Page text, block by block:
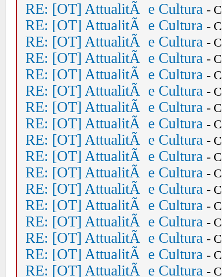
RE: [OT] AttualitÃ e Cultura -
RE: [OT] AttualitÃ e Cultura -
RE: [OT] AttualitÃ e Cultura -
RE: [OT] AttualitÃ e Cultura -
RE: [OT] AttualitÃ e Cultura -
RE: [OT] AttualitÃ e Cultura -
RE: [OT] AttualitÃ e Cultura -
RE: [OT] AttualitÃ e Cultura -
RE: [OT] AttualitÃ e Cultura -
RE: [OT] AttualitÃ e Cultura -
RE: [OT] AttualitÃ e Cultura -
RE: [OT] AttualitÃ e Cultura -
RE: [OT] AttualitÃ e Cultura -
RE: [OT] AttualitÃ e Cultura -
RE: [OT] AttualitÃ e Cultura -
RE: [OT] AttualitÃ e Cultura -
RE: [OT] AttualitÃ e Cultura -